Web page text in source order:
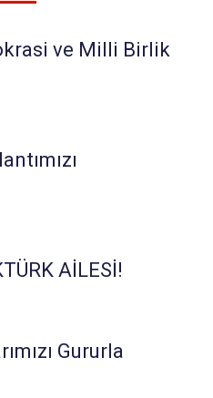
ve Milli Birlik
AİLESİ!
Gururla